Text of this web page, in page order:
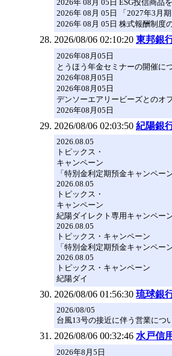
2026年 08月 05日 ESG投信商品
2026年 08月 05日 「2027年3月
2026年 08月 05日 株式報酬制度
2026/08/06 02:10:20 東邦銀
2026年08月05日
とうほう年金セミナーの開催に
2026年08月05日
2026年08月05日
デンソーエアリービーズとのオ
2026年08月05日
2026/08/06 02:03:50 紀陽銀
2026.08.05
トピックス・
キャンペーン
「特別金利定期預金キャンペー
2026.08.05
トピックス・
キャンペーン
紀陽ダイレクト専用キャンペー
2026.08.05
トピックス・キャンペーン
「特別金利定期預金キャンペー
2026.08.05
トピックス・キャンペーン
紀陽ダイ
2026/08/06 01:56:30 琉球銀
2026/08/05
台風13号の接近に伴う営業につ
2026/08/06 00:32:46 水戸信
2026年8月5日